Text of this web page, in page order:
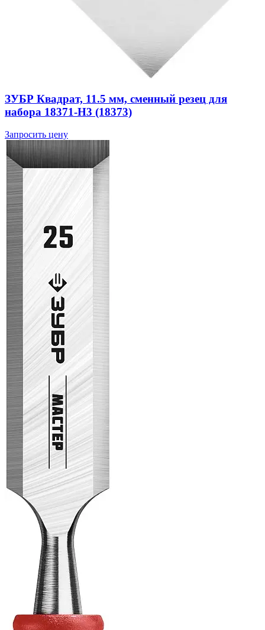
ЗУБР Квадрат, 11.5 мм, сменный резец для
набора 18371-H3 (18373)
Запросить цену